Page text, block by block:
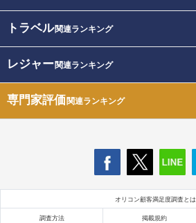
トラベル関連ランキング
レジャー関連ランキング
専門家評価関連ランキング
オリコン顧客満足度調査とは
調査方法 掲載規約